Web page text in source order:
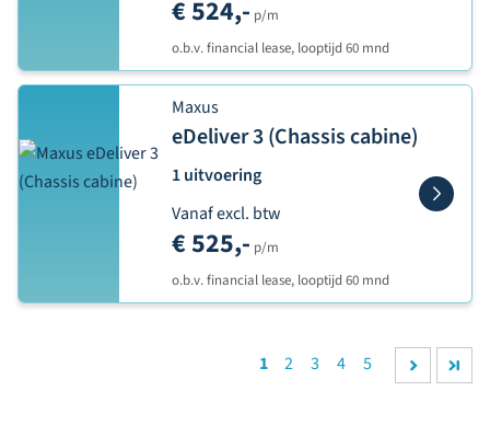
€ 524,- p/m
o.b.v. financial lease, looptijd 60 mnd
Maxus
eDeliver 3 (Chassis cabine)
1 uitvoering
Vanaf excl. btw
€ 525,- p/m
o.b.v. financial lease, looptijd 60 mnd
1 2 3 4 5